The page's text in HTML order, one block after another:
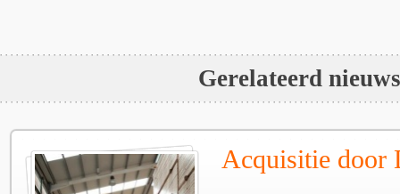
Gerelateerd nieuws
Acquisitie door